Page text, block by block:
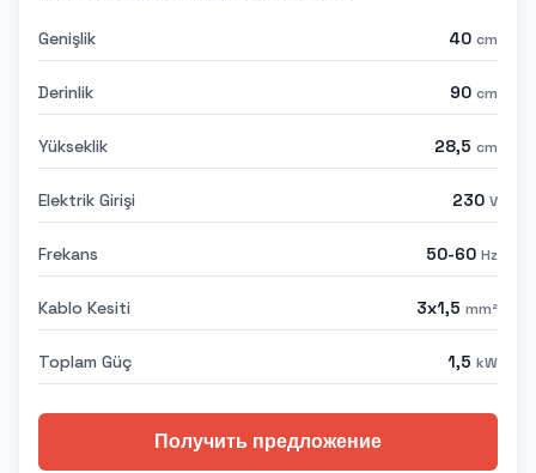
Genişlik 40 cm
Derinlik 90 cm
Yükseklik 28,5 cm
Elektrik Girişi 230 V
Frekans 50-60 Hz
Kablo Kesiti 3x1,5 mm²
Toplam Güç 1,5 kW
Получить предложение